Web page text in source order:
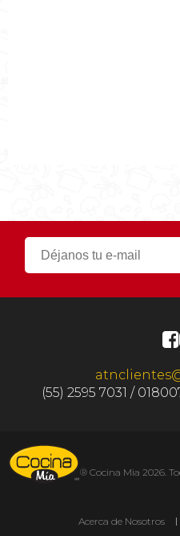
(55) 2595 7031 /
® Cocina Mia 2026.
Acerca de Nosotros